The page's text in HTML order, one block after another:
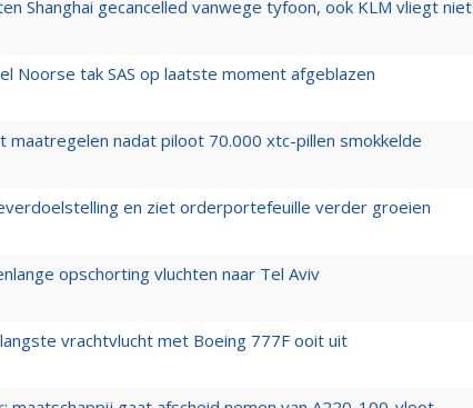
Shanghai gecancelled vanwege tyfoon, ook KLM vliegt niet
Noorse tak SAS op laatste moment afgeblazen
maatregelen nadat piloot 70.000 xtc-pillen smokkelde
en ziet orderportefeuille verder groeien
opschorting vluchten naar Tel Aviv
vrachtvlucht met Boeing 777F ooit uit